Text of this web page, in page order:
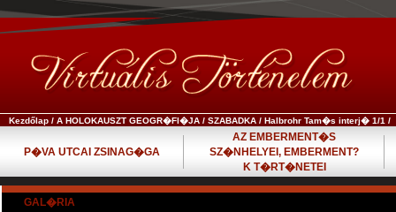
Kezdőlap / A HOLOKAUSZT GEOGR�FI�JA / SZABADKA / Halbrohr Tam�s interj� 1/1 /
P�VA UTCAI ZSINAG�GA
AZ EMBERMENT�S
SZ�NHELYEI, EMBERMENT?
K T�RT�NETEI
GAL�RIA